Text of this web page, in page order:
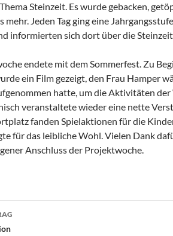
Steinzeit. Es wurde gebacken,
mehr. Jeden Tag ging eine
informierten sich dort über die
endete mit dem Sommerfest. Zu
ein Film gezeigt, den Frau Hamper
hatte, um die Aktivitäten der
veranstaltete wieder eine nette
fanden Spielaktionen für die
für das leibliche Wohl. Vielen Dank
Anschluss der Projektwoche.